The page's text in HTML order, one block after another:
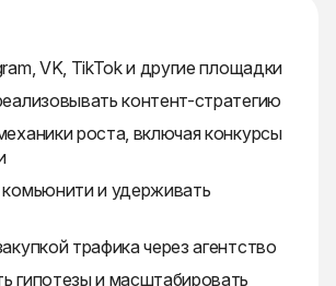
VK, TikTok и другие площадки
контент-стратегию
роста, включая конкурсы
и удерживать
трафика через агентство
гипотезы и масштабировать